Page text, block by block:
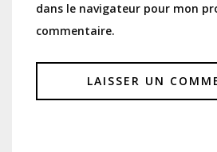
dans le navigateur pour mon
commentaire.